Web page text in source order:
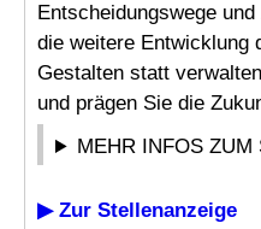
Entscheidungswege
die weitere Entwicklung
Gestalten statt
und prägen Sie die
MEHR INFOS ZUM
▶ Zur Stellenanzeige